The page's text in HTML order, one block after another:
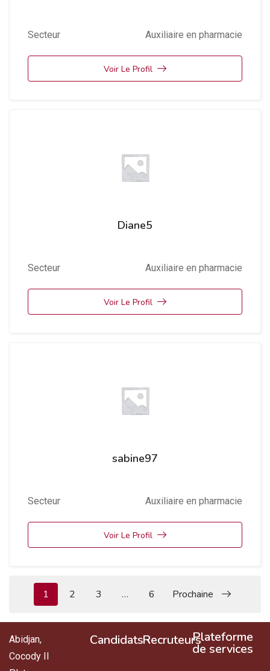
Secteur Auxiliaire en pharmacie
Voir Le Profil
Diane5
Secteur Auxiliaire en pharmacie
Voir Le Profil
sabine97
Secteur Auxiliaire en pharmacie
Voir Le Profil
1 2 3 … 6 Prochaine
Abidjan,
Cocody II
CandidatsRecruteursPlateforme
de services